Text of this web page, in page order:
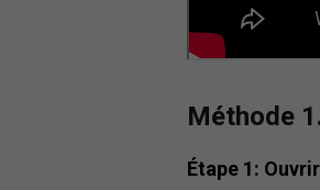
Méthode
Étape 1: